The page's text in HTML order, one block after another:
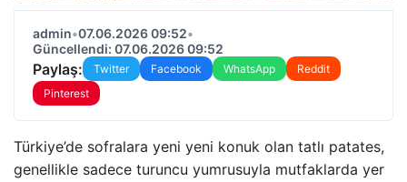
admin•07.06.2026 09:52•
Güncellendi: 07.06.2026 09:52
Paylaş: Twitter Facebook WhatsApp
Reddit
Pinterest
Türkiye’de sofralara yeni yeni konuk olan tatlı patates,
genellikle sadece turuncu yumrusuyla mutfaklarda yer